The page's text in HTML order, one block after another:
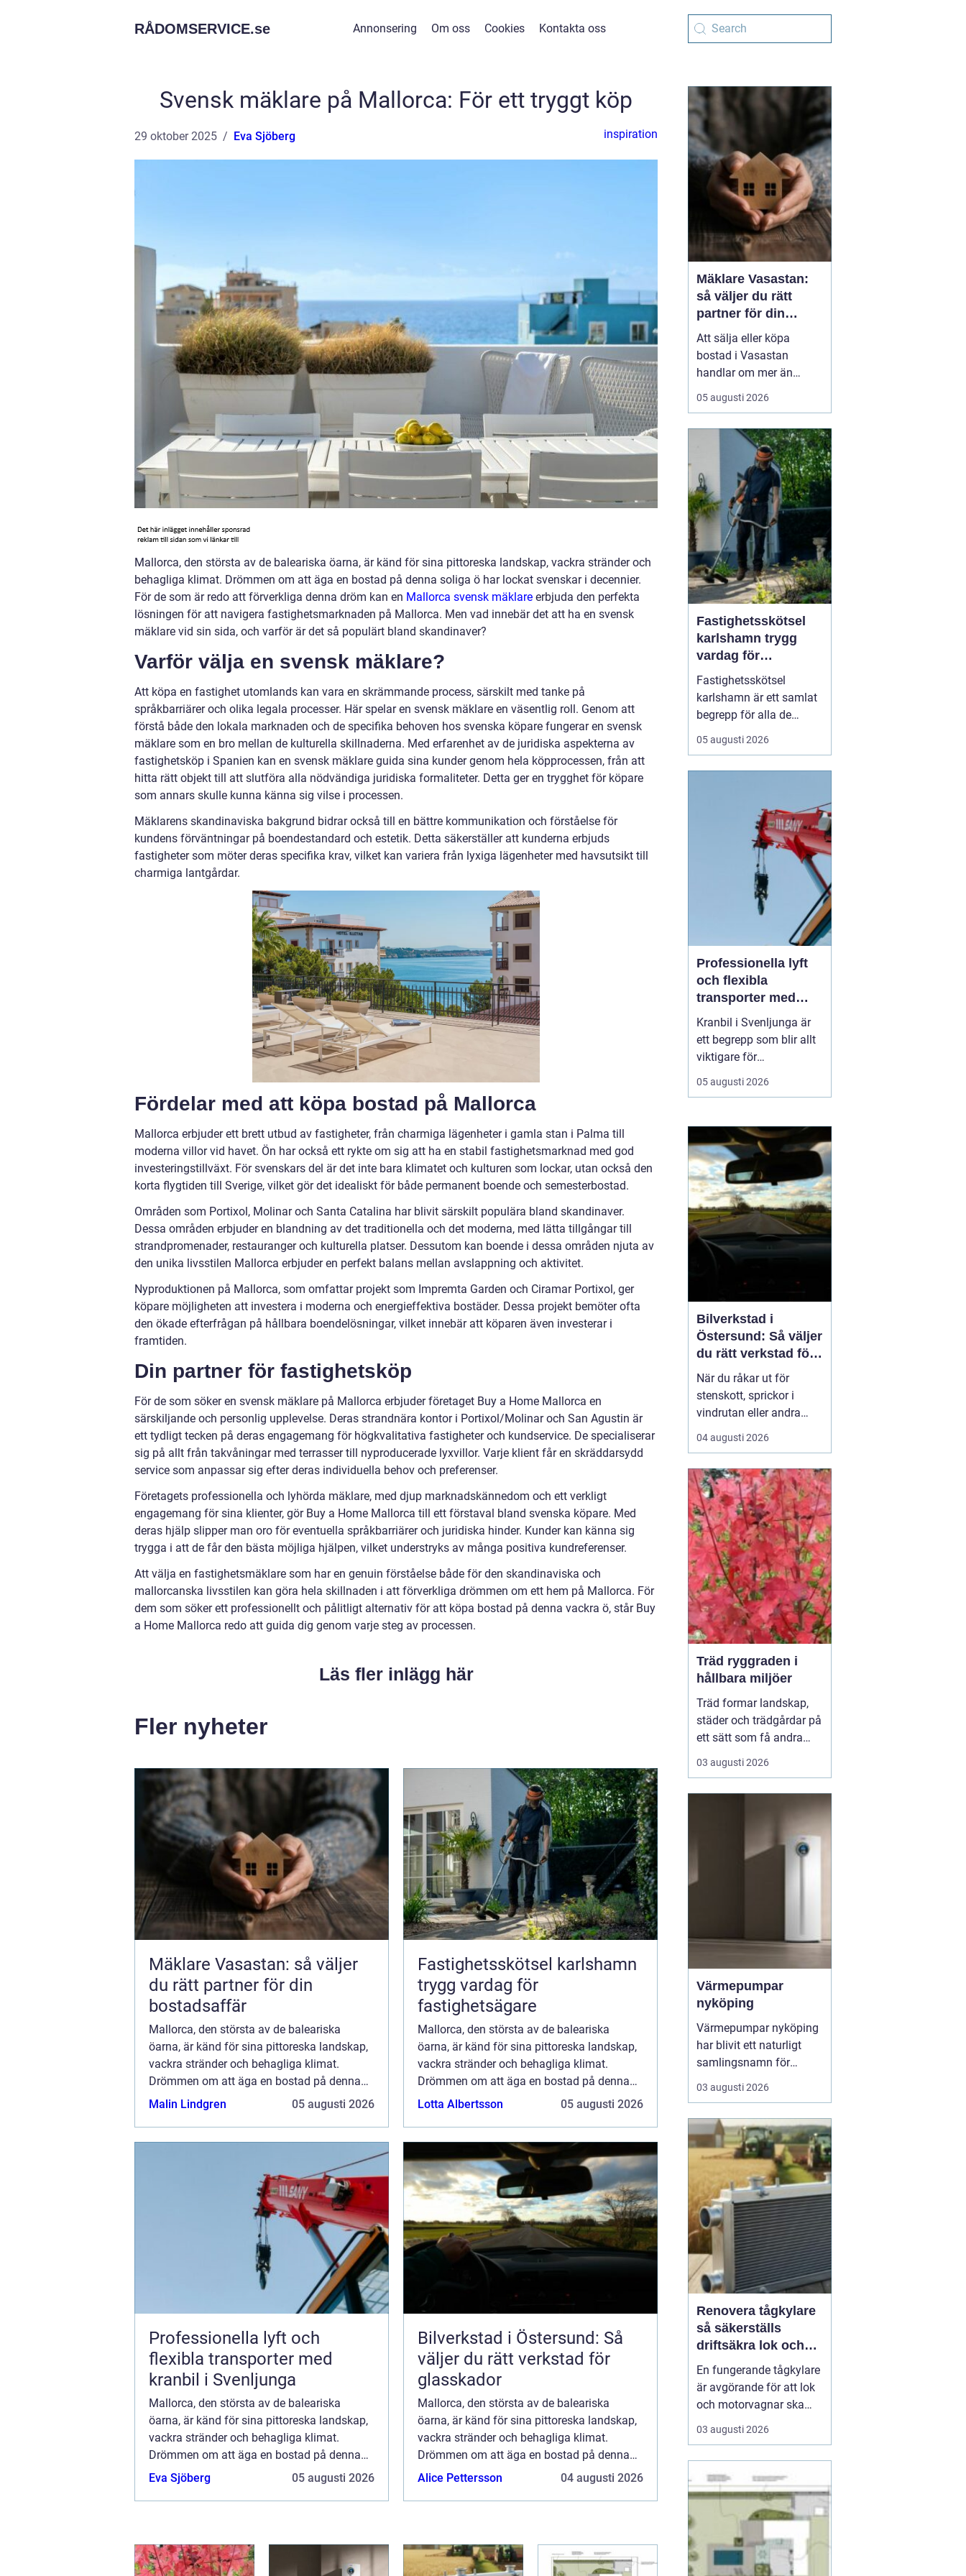
RÅDOMSERVICE.se Annonsering Om oss Cookies Kontakta oss
Svensk mäklare på Mallorca: För ett tryggt köp
29 oktober 2025 Eva Sjöberg inspiration
Mallorca, den största av de baleariska öarna, är känd för sina pittoreska landskap, vackra stränder och
behagliga klimat. Drömmen om att äga en bostad på denna soliga ö har lockat svenskar i decennier.
För de som är redo att förverkliga denna dröm kan en Mallorca svensk mäklare erbjuda den perfekta
lösningen för att navigera fastighetsmarknaden på Mallorca. Men vad innebär det att ha en svensk
mäklare vid sin sida, och varför är det så populärt bland skandinaver?
Varför välja en svensk mäklare?
Att köpa en fastighet utomlands kan vara en skrämmande process, särskilt med tanke på
språkbarriärer och olika legala processer. Här spelar en svensk mäklare en väsentlig roll. Genom att
förstå både den lokala marknaden och de specifika behoven hos svenska köpare fungerar en svensk
mäklare som en bro mellan de kulturella skillnaderna. Med erfarenhet av de juridiska aspekterna av
fastighetsköp i Spanien kan en svensk mäklare guida sina kunder genom hela köpprocessen, från att
hitta rätt objekt till att slutföra alla nödvändiga juridiska formaliteter. Detta ger en trygghet för köpare
som annars skulle kunna känna sig vilse i processen.
Mäklarens skandinaviska bakgrund bidrar också till en bättre kommunikation och förståelse för
kundens förväntningar på boendestandard och estetik. Detta säkerställer att kunderna erbjuds
fastigheter som möter deras specifika krav, vilket kan variera från lyxiga lägenheter med havsutsikt till
charmiga lantgårdar.
Fördelar med att köpa bostad på Mallorca
Mallorca erbjuder ett brett utbud av fastigheter, från charmiga lägenheter i gamla stan i Palma till
moderna villor vid havet. Ön har också ett rykte om sig att ha en stabil fastighetsmarknad med god
investeringstillväxt. För svenskars del är det inte bara klimatet och kulturen som lockar, utan också den
korta flygtiden till Sverige, vilket gör det idealiskt för både permanent boende och semesterbostad.
Områden som Portixol, Molinar och Santa Catalina har blivit särskilt populära bland skandinaver.
Dessa områden erbjuder en blandning av det traditionella och det moderna, med lätta tillgångar till
strandpromenader, restauranger och kulturella platser. Dessutom kan boende i dessa områden njuta av
den unika livsstilen Mallorca erbjuder en perfekt balans mellan avslappning och aktivitet.
Nyproduktionen på Mallorca, som omfattar projekt som Impremta Garden och Ciramar Portixol, ger
köpare möjligheten att investera i moderna och energieffektiva bostäder. Dessa projekt bemöter ofta
den ökade efterfrågan på hållbara boendelösningar, vilket innebär att köparen även investerar i
framtiden.
Din partner för fastighetsköp
För de som söker en svensk mäklare på Mallorca erbjuder företaget Buy a Home Mallorca en
särskiljande och personlig upplevelse. Deras strandnära kontor i Portixol/Molinar och San Agustin är
ett tydligt tecken på deras engagemang för högkvalitativa fastigheter och kundservice. De specialiserar
sig på allt från takvåningar med terrasser till nyproducerade lyxvillor. Varje klient får en skräddarsydd
service som anpassar sig efter deras individuella behov och preferenser.
Företagets professionella och lyhörda mäklare, med djup marknadskännedom och ett verkligt
engagemang för sina klienter, gör Buy a Home Mallorca till ett förstaval bland svenska köpare. Med
deras hjälp slipper man oro för eventuella språkbarriärer och juridiska hinder. Kunder kan känna sig
trygga i att de får den bästa möjliga hjälpen, vilket understryks av många positiva kundreferenser.
Att välja en fastighetsmäklare som har en genuin förståelse både för den skandinaviska och
mallorcanska livsstilen kan göra hela skillnaden i att förverkliga drömmen om ett hem på Mallorca. För
dem som söker ett professionellt och pålitligt alternativ för att köpa bostad på denna vackra ö, står Buy
a Home Mallorca redo att guida dig genom varje steg av processen.
Läs fler inlägg här
Fler nyheter
Mäklare Vasastan: så väljer
du rätt partner för din
bostadsaffär
Mallorca, den största av de baleariska
öarna, är känd för sina pittoreska landskap,
vackra stränder och behagliga klimat.
Drömmen om att äga en bostad på denna
soliga ö har lockat svenskar i decennie...
Malin Lindgren 05 augusti 2026
Fastighetsskötsel karlshamn
trygg vardag för
fastighetsägare
Mallorca, den största av de baleariska
öarna, är känd för sina pittoreska landskap,
vackra stränder och behagliga klimat.
Drömmen om att äga en bostad på denna
soliga ö har lockat svenskar i decennie...
Lotta Albertsson 05 augusti 2026
Professionella lyft och
flexibla transporter med
kranbil i Svenljunga
Mallorca, den största av de baleariska
öarna, är känd för sina pittoreska landskap,
vackra stränder och behagliga klimat.
Drömmen om att äga en bostad på denna
soliga ö har lockat svenskar i decennie...
Eva Sjöberg 05 augusti 2026
Bilverkstad i Östersund: Så
väljer du rätt verkstad för
glasskador
Mallorca, den största av de baleariska
öarna, är känd för sina pittoreska landskap,
vackra stränder och behagliga klimat.
Drömmen om att äga en bostad på denna
soliga ö har lockat svenskar i decennie...
Alice Pettersson 04 augusti 2026
Mäklare Vasastan:
så väljer du rätt
partner för din
bostadsaffär
Att sälja eller köpa
bostad i Vasastan
handlar om mer än
kvadratmeter och
slutpris. Området bär på
sekelskifteshus med
djupa fönsternischer till
funkisgator och lugna
innergårdar...
05 augusti 2026
Fastighetsskötsel
karlshamn trygg
vardag för
fastighetsägare
Fastighetsskötsel
karlshamn är ett samlat
begrepp för alla de
insatser som håller en
fastighet ren, trygg och
byggnader mår bättre,
boende trivs mer och
fastighetsägare får ...
05 augusti 2026
Professionella lyft
och flexibla
transporter med
kranbil i Svenljunga
Kranbil i Svenljunga är
ett begrepp som blir allt
viktigare för
byggföretag, lantbrukare,
industrier och
behöver säkra lyft och
flexibla transporter i
södra Sverige. När tunga
material ska bå...
05 augusti 2026
Bilverkstad i
Östersund: Så väljer
du rätt verkstad för
glasskador
När du råkar ut för
stenskott, sprickor i
vindrutan eller andra
glasskador i Jämtland är
det viktigt att snabbt
vägförhållanden med
grus och kyla gör att
mindre bekymme...
04 augusti 2026
Träd ryggraden i
hållbara miljöer
Träd formar landskap,
städer och trädgårdar på
ett sätt som få andra
växter gör. De skapar
rum, ger skugga, dämpar
Samtidigt bär de våra
blomning, fruktsättning,
03 augusti 2026
Värmepumpar
nyköping
Värmepumpar nyköping
har blivit ett naturligt
samlingsnamn för
husägare som vill
kombinera lägre
högre komfort och lägre
klimatpåverkan. Många
villor i området har äldre
elpannor, olja eller
direktverkande el, och
många ser hur en...
03 augusti 2026
Renovera tågkylare
så säkerställs
driftsäkra lok och
tågsystem
En fungerande tågkylare
är avgörande för att lok
och motorvagnar ska
kunna leverera pålitlig
drift dag efter dag. När
riskerar man inte bara
kostsamma stillestånd,
utan också skador på
motor, transmission och
andra kritiska kompon...
03 augusti 2026